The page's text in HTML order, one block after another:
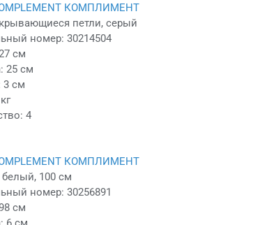
КОМПЛИМЕНТ
петли, серый
номер: 30214504
см
25 см
3 см
4
КОМПЛИМЕНТ
белый, 100 см
номер: 30256891
см